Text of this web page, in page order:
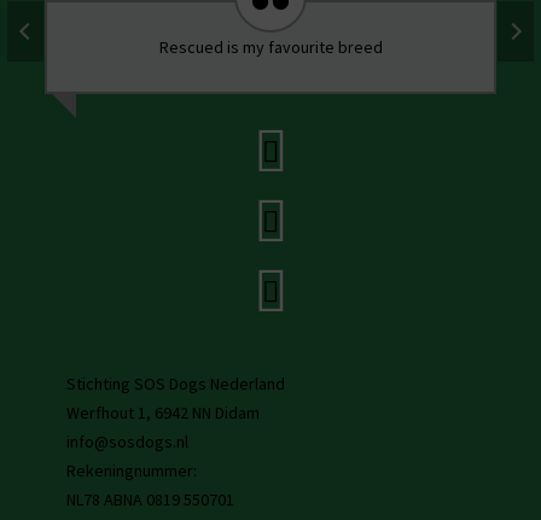
Rescued is my favourite breed
Stichting SOS Dogs Nederland
Werfhout 1, 6942 NN Didam
info@sosdogs.nl
Rekeningnummer:
NL78 ABNA 0819 550701